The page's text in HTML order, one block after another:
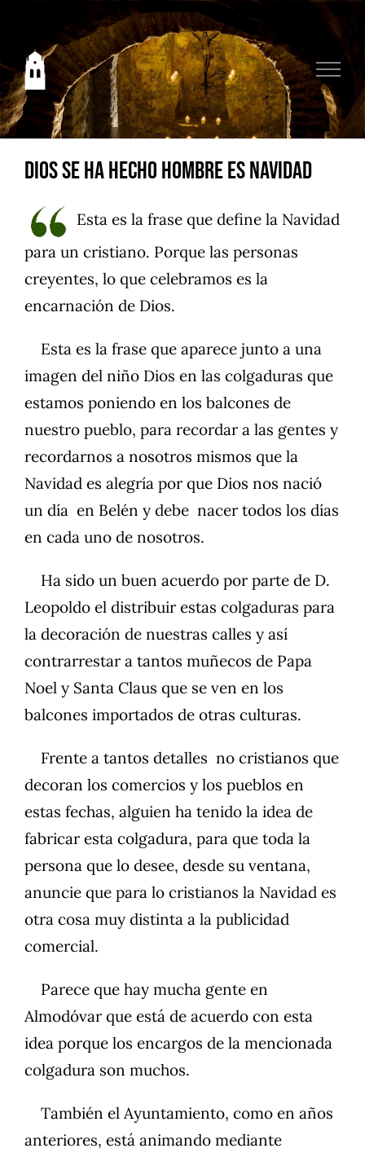
contenido
Dios se ha hecho hombre es Navidad
Esta es la frase que define la Navidad
para un cristiano. Porque las personas
creyentes, lo que celebramos es la
encarnación de Dios.
Esta es la frase que aparece junto a una
imagen del niño Dios en las colgaduras que
estamos poniendo en los balcones de
nuestro pueblo, para recordar a las gentes y
recordarnos a nosotros mismos que la
Navidad es alegría por que Dios nos nació
un día en Belén y debe nacer todos los días
en cada uno de nosotros.
Ha sido un buen acuerdo por parte de D.
Leopoldo el distribuir estas colgaduras para
la decoración de nuestras calles y así
contrarrestar a tantos muñecos de Papa
Noel y Santa Claus que se ven en los
balcones importados de otras culturas.
Frente a tantos detalles no cristianos que
decoran los comercios y los pueblos en
estas fechas, alguien ha tenido la idea de
fabricar esta colgadura, para que toda la
persona que lo desee, desde su ventana,
anuncie que para lo cristianos la Navidad es
otra cosa muy distinta a la publicidad
comercial.
Parece que hay mucha gente en
Almodóvar que está de acuerdo con esta
idea porque los encargos de la mencionada
colgadura son muchos.
También el Ayuntamiento, como en años
anteriores, está animando mediante